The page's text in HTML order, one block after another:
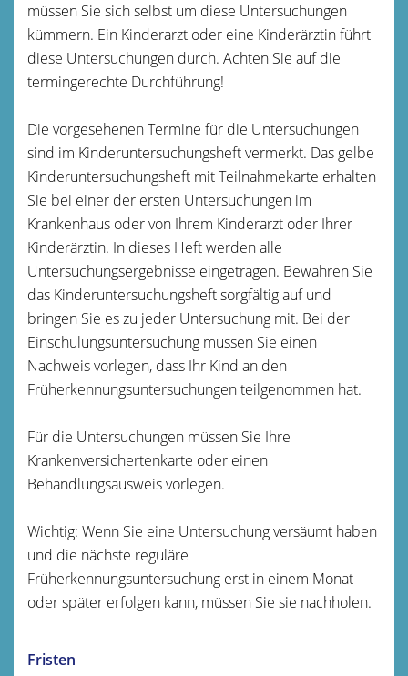
müssen Sie sich selbst um diese Untersuchungen
kümmern. Ein Kinderarzt oder eine Kinderärztin führt
diese Untersuchungen durch. Achten Sie auf die
termingerechte Durchführung!
Die vorgesehenen Termine für die Untersuchungen
sind im Kinderuntersuchungsheft vermerkt. Das gelbe
Kinderuntersuchungsheft mit Teilnahmekarte erhalten
Sie bei einer der ersten Untersuchungen im
Krankenhaus oder von Ihrem Kinderarzt oder Ihrer
Kinderärztin. In dieses Heft werden alle
Untersuchungsergebnisse eingetragen. Bewahren Sie
das Kinderuntersuchungsheft sorgfältig auf und
bringen Sie es zu jeder Untersuchung mit. Bei der
Einschulungsuntersuchung müssen Sie einen
Nachweis vorlegen, dass Ihr Kind an den
Früherkennungsuntersuchungen teilgenommen hat.
Für die Untersuchungen müssen Sie Ihre
Krankenversichertenkarte oder einen
Behandlungsausweis vorlegen.
Wichtig: Wenn Sie eine Untersuchung versäumt haben
und die nächste reguläre
Früherkennungsuntersuchung erst in einem Monat
oder später erfolgen kann, müssen Sie sie nachholen.
Fristen